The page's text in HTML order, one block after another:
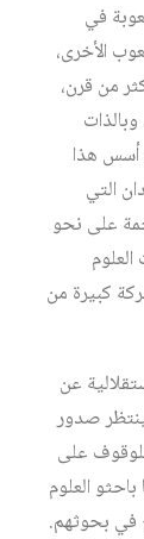
في
الأخرى،
من قرن،
أسس هذا
التي
على نحو
كبيرة من
عن
ينتظر صدور
على
العلوم
في بحوثهم.